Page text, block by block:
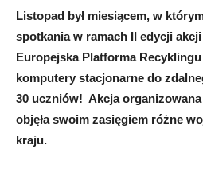
Listopad był miesiącem, w
spotkania w ramach II edycji
Europejska Platforma
komputery stacjonarne do
30 uczniów! Akcja
objęła swoim zasięgiem różne
kraju.